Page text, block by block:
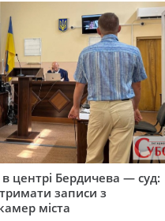
в центрі Бердичева — суд:
записи з
міста